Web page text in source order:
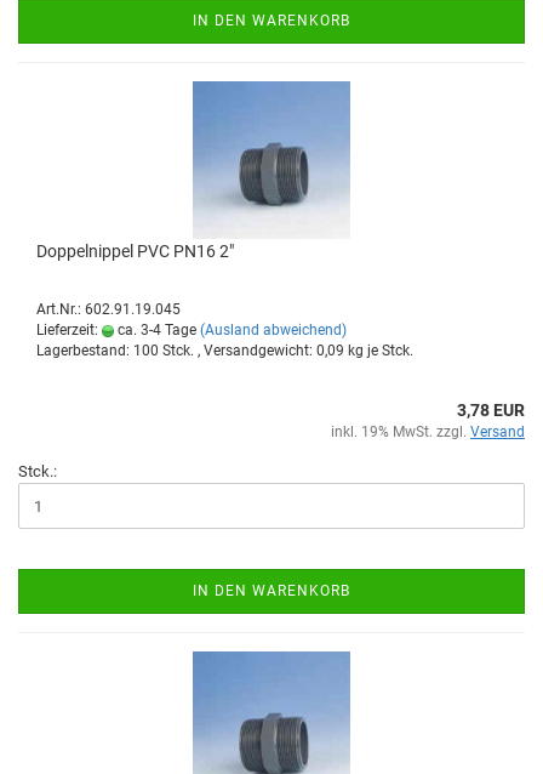
IN DEN WARENKORB
Dop­pel­nip­pel PVC PN16 2"
Art.Nr.: 602.91.19.045
Lieferzeit:
ca. 3-4 Tage (Ausland abweichend)
Lagerbestand: 100 Stck. , Versandgewicht: 0,09 kg je Stck.
3,78 EUR
inkl. 19% MwSt. zzgl. Versand
Stck.:
IN DEN WARENKORB